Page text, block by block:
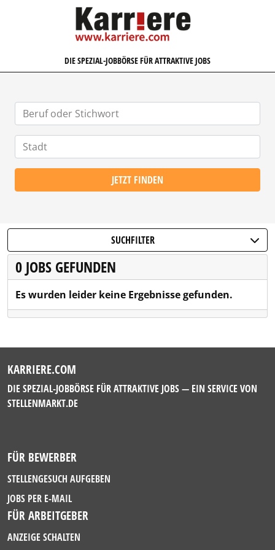
KARRIERE.COM
DIE SPEZIAL-JOBBÖRSE FÜR ATTRAKTIVE JOBS
JETZT FINDEN
SUCHFILTER
0 JOBS GEFUNDEN
Es wurden leider keine Ergebnisse gefunden.
KARRIERE.COM
DIE SPEZIAL-JOBBÖRSE FÜR ATTRAKTIVE JOBS — EIN SERVICE VON
STELLENMARKT.DE
FÜR BEWERBER
STELLENGESUCH AUFGEBEN
JOBS PER E-MAIL
FÜR ARBEITGEBER
ANZEIGE SCHALTEN